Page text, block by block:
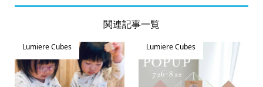
関連記事一覧
Lumiere Cubes Lumiere Cubes